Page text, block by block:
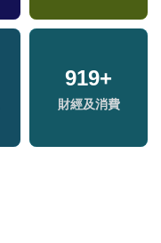
919+
財經及消費